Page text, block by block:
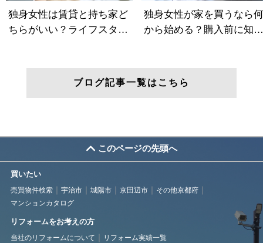
ブログ記事一覧はこちら
このページの先頭へ
買いたい
売買物件検索 宇治市 城陽市 京田辺市
その他京都府
マンションカタログ
リフォームをお考えの方
当社のリフォームについて リフォーム実績一覧